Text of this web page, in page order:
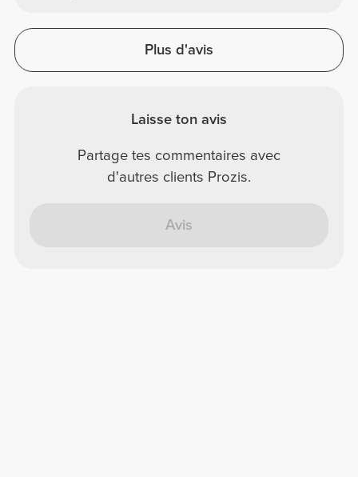
Plus d'avis
Laisse ton avis
Partage tes commentaires avec
d'autres clients Prozis.
Avis